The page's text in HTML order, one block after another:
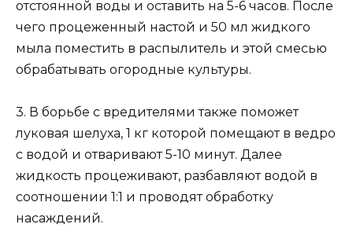
отстоянной воды и оставить на 5-6 часов. После
чего процеженный настой и 50 мл жидкого
мыла поместить в распылитель и этой смесью
обрабатывать огородные культуры.
3. В борьбе с вредителями также поможет
луковая шелуха, 1 кг которой помещают в ведро
с водой и отваривают 5-10 минут. Далее
жидкость процеживают, разбавляют водой в
соотношении 1:1 и проводят обработку
насаждений.